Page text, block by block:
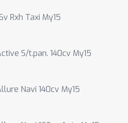
Rxh Taxi My15
S/t.pan. 140cv My15
Navi 140cv My15